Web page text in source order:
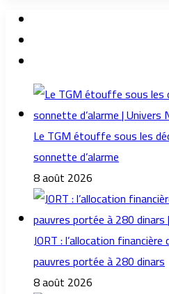
Le TGM étouffe sous les
sonnette d’alarme
8 août 2026
JORT : l’allocation
pauvres portée à 280 dinars
8 août 2026